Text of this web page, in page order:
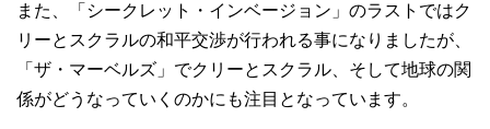
また、「シークレット・インベージョン」のラストではク
リーとスクラルの和平交渉が行われる事になりましたが、
「ザ・マーベルズ」でクリーとスクラル、そして地球の関
係がどうなっていくのかにも注目となっています。